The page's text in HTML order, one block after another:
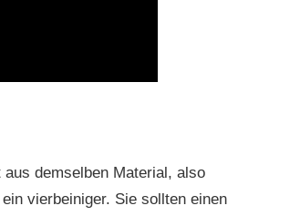
demselben Material, also
vierbeiniger. Sie sollten einen